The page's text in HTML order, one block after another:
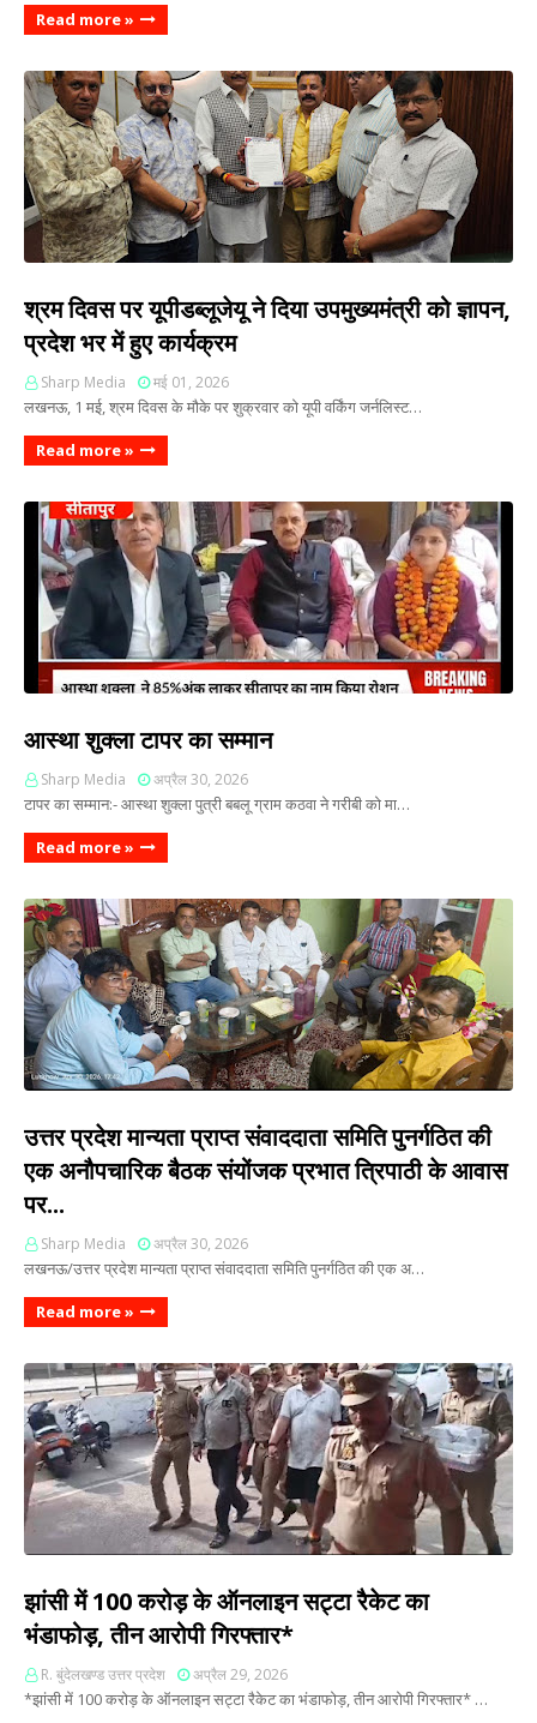
Read more »
श्रम दिवस पर यूपीडब्लूजेयू ने दिया उपमुख्यमंत्री को ज्ञापन,
प्रदेश भर में हुए कार्यक्रम
Sharp Media मई 01, 2026
लखनऊ, 1 मई, श्रम दिवस के मौके पर शुक्रवार को यूपी वर्किंग जर्नलिस्ट…
Read more »
आस्था शुक्ला टापर का सम्मान
Sharp Media अप्रैल 30, 2026
टापर का सम्मान:- आस्था शुक्ला पुत्री बबलू ग्राम कठवा ने गरीबी को मा…
Read more »
उत्तर प्रदेश मान्यता प्राप्त संवाददाता समिति पुनर्गठित की
एक अनौपचारिक बैठक संयोंजक प्रभात त्रिपाठी के आवास
पर...
Sharp Media अप्रैल 30, 2026
लखनऊ/उत्तर प्रदेश मान्यता प्राप्त संवाददाता समिति पुनर्गठित की एक अ…
Read more »
झांसी में 100 करोड़ के ऑनलाइन सट्टा रैकेट का
भंडाफोड़, तीन आरोपी गिरफ्तार*
R. बुंदेलखण्ड उत्तर प्रदेश अप्रैल 29, 2026
*झांसी में 100 करोड़ के ऑनलाइन सट्टा रैकेट का भंडाफोड़, तीन आरोपी गिरफ्तार* …